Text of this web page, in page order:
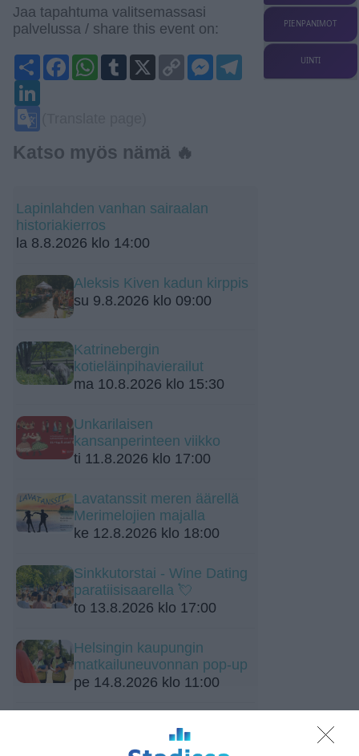
Jaa tapahtuma valitsemassasi
palvelussa / share this event on:
ShareFacebookWhatsApp
Tumblr
X
Copy
Link
Messenger
Katso myös nämä 🔥
Lapinlahden vanhan sairaalan
historiakierros
la 8.8.2026 klo 14:00
Aleksis Kiven kadun kirppis
su 9.8.2026 klo 09:00
Katrinebergin
kotieläinpihavierailut
ma 10.8.2026 klo 15:30
Unkarilaisen
kansanperinteen viikko
ti 11.8.2026 klo 17:00
Lavatanssit meren äärellä
Merimelojien majalla
ke 12.8.2026 klo 18:00
Sinkkutorstai - Wine Dating
paratiisisaarella 💘
to 13.8.2026 klo 17:00
Helsingin kaupungin
matkailuneuvonnan pop-up
pe 14.8.2026 klo 11:00
PIENPANIMOT
UINTI